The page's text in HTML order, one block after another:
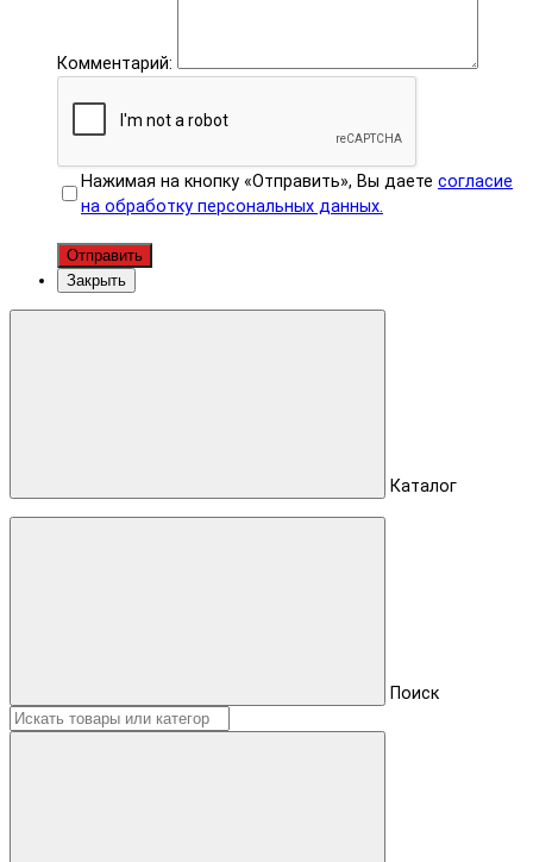
Комментарий:
Нажимая на кнопку «Отправить», Вы даете согласие
на обработку персональных данных.
Отправить
Закрыть
Каталог
Поиск